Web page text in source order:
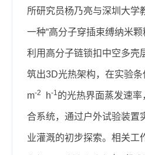
所研究员杨乃亮与深圳大学
一种“高分子穿插束缚纳米颗
利用高分子链锁扣中空多壳
筑出3D光热架构，在实验
m-2 h-1的光热界面蒸发速
合系统，通过户外试验装置
业灌溉的初步探索。相关工